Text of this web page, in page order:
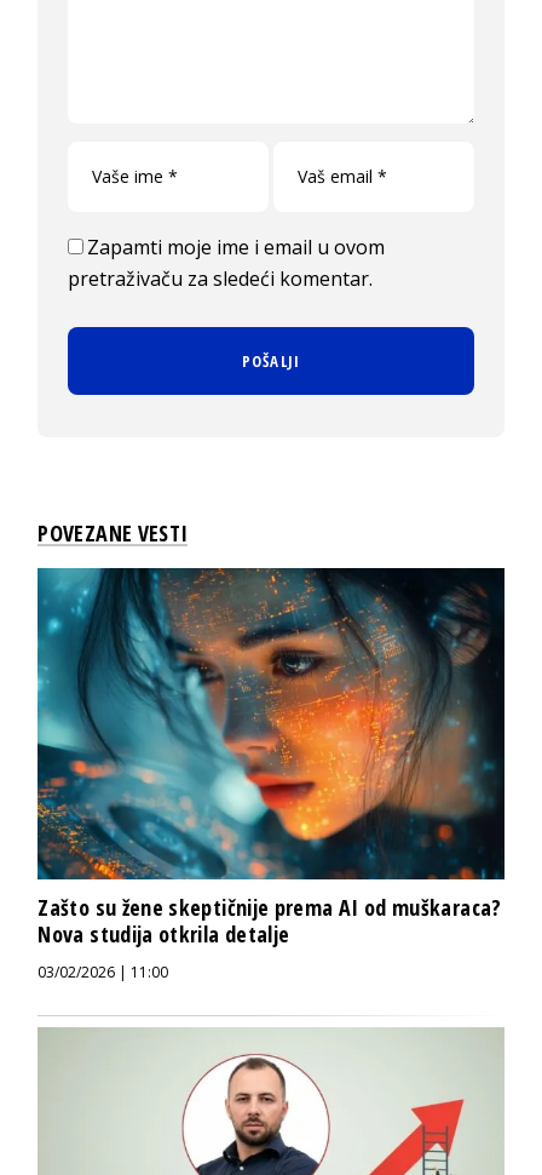
Zapamti moje ime i email u ovom
pretraživaču za sledeći komentar.
POVEZANE VESTI
Zašto su žene skeptičnije prema AI od muškaraca?
Nova studija otkrila detalje
03/02/2026 | 11:00